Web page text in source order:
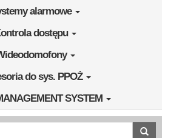
alarmowe
dostępu
do sys. PPOŻ
SYSTEM